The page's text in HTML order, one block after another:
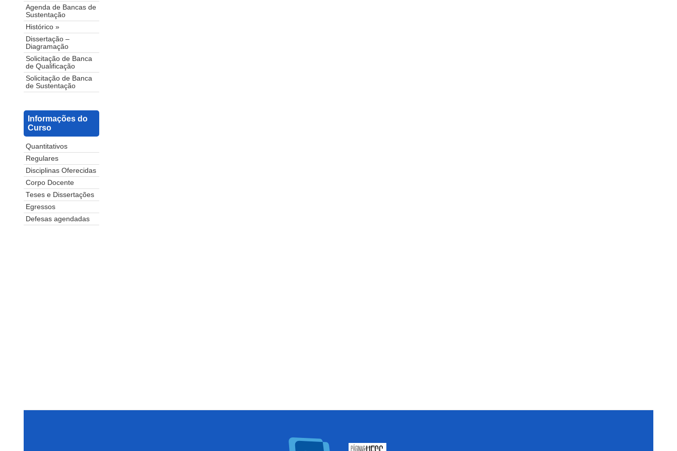
Agenda de Bancas de
Sustentação
Histórico »
Dissertação –
Diagramação
Solicitação de Banca
de Qualificação
Solicitação de Banca
de Sustentação
Informações do
Curso
Quantitativos
Regulares
Disciplinas Oferecidas
Corpo Docente
Teses e Dissertações
Egressos
Defesas agendadas